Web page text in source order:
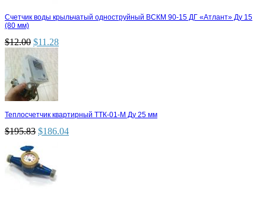
Счетчик воды крыльчатый одноструйный ВСКМ 90-15 ДГ «Атлант» Ду 15
(80 мм)
$12.00 $11.28
Теплосчетчик квартирный ТТК-01-М Ду 25 мм
$195.83 $186.04